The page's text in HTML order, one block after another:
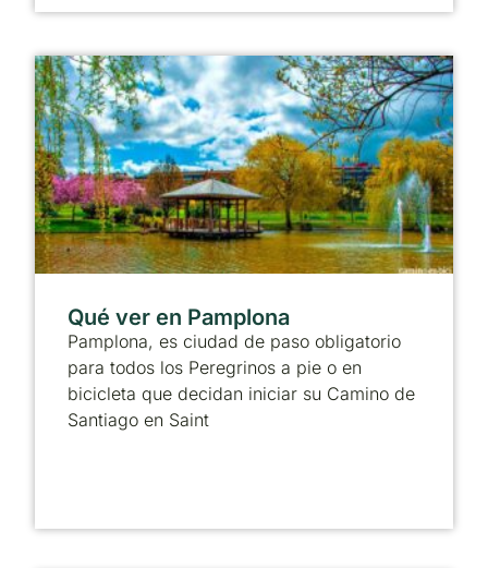
Qué ver en Pamplona
Pamplona, es ciudad de paso obligatorio
para todos los Peregrinos a pie o en
bicicleta que decidan iniciar su Camino de
Santiago en Saint